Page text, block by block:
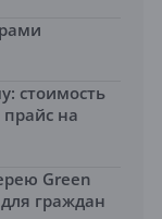
стоимость
на
Green
граждан